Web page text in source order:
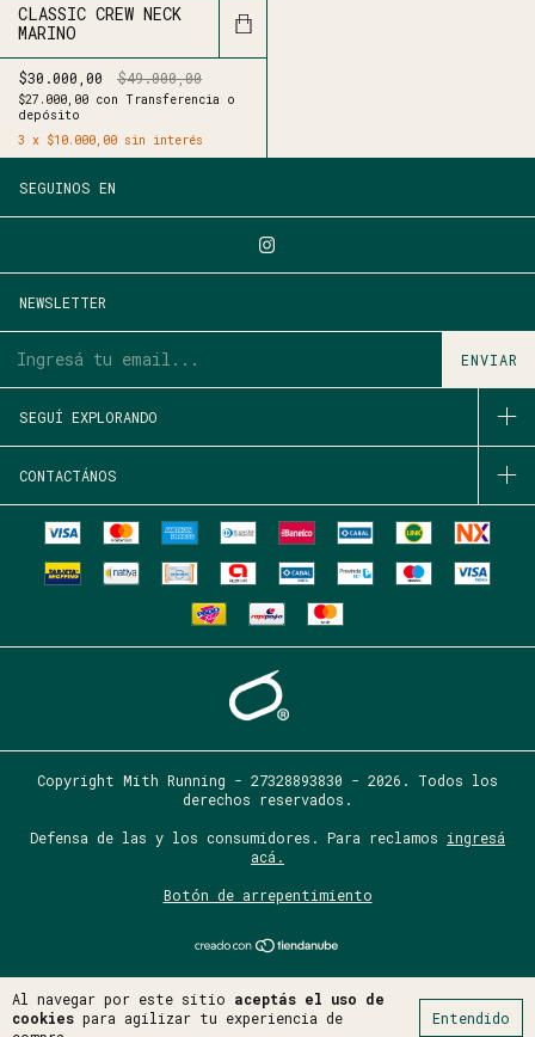
Al navegar por este sitio aceptás el uso de
cookies para agilizar tu experiencia de
Entendido
CLASSIC CREW NECK
MARINO
$30.000,00 $49.000,00
$27.000,00 con Transferencia o
depósito
3 x $10.000,00 sin interés
SEGUINOS EN
NEWSLETTER
SEGUÍ EXPLORANDO
CONTACTÁNOS
Copyright Mith Running - 27328893830 - 2026. Todos los
derechos reservados.
Defensa de las y los consumidores. Para reclamos ingresá
acá.
Botón de arrepentimiento